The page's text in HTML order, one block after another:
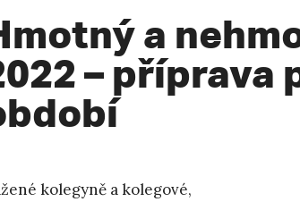
a
– příprava
kolegyně a kolegové,